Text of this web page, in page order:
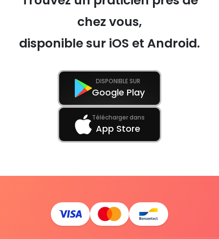
chez vous,
disponible sur iOS et Android.
DISPONIBLE SUR
Google Play
Télécharger dans
App Store